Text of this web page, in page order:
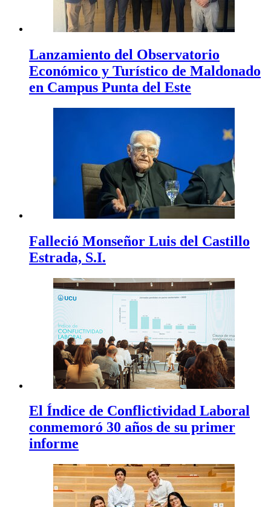
Lanzamiento del Observatorio
Económico y Turístico de Maldonado
en Campus Punta del Este
Falleció Monseñor Luis del Castillo
Estrada, S.I.
El Índice de Conflictividad Laboral
conmemoró 30 años de su primer
informe